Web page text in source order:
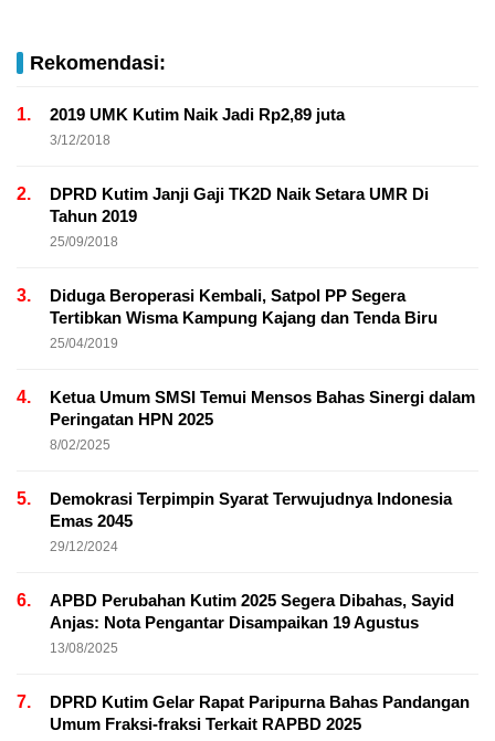
Rekomendasi:
1. 2019 UMK Kutim Naik Jadi Rp2,89 juta
3/12/2018
2.
DPRD Kutim Janji Gaji TK2D Naik Setara UMR Di
Tahun 2019
25/09/2018
3.
Diduga Beroperasi Kembali, Satpol PP Segera
Tertibkan Wisma Kampung Kajang dan Tenda Biru
25/04/2019
4.
Ketua Umum SMSI Temui Mensos Bahas Sinergi dalam
Peringatan HPN 2025
8/02/2025
5.
Demokrasi Terpimpin Syarat Terwujudnya Indonesia
Emas 2045
29/12/2024
6.
APBD Perubahan Kutim 2025 Segera Dibahas, Sayid
Anjas: Nota Pengantar Disampaikan 19 Agustus
13/08/2025
7.
DPRD Kutim Gelar Rapat Paripurna Bahas Pandangan
Umum Fraksi-fraksi Terkait RAPBD 2025